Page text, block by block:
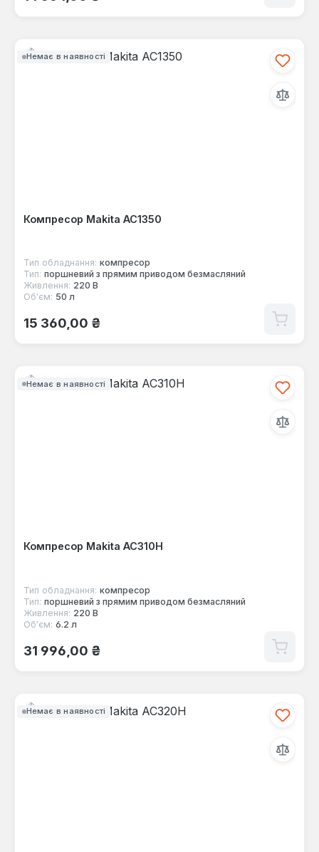
Немає в наявності
Компресор Makita AC1350
Тип обладнання: компресор
Тип: поршневий з прямим приводом безмасляний
Живлення: 220 В
Об'єм: 50 л
Звичайна ціна:
15 360,00 ₴
Немає в наявності
Компресор Makita AC310H
Тип обладнання: компресор
Тип: поршневий з прямим приводом безмасляний
Живлення: 220 В
Об'єм: 6.2 л
Звичайна ціна:
31 996,00 ₴
Немає в наявності